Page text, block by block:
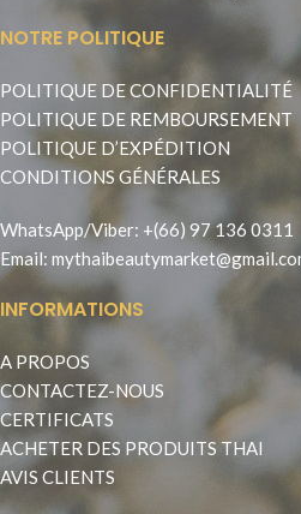
NOTRE POLITIQUE
POLITIQUE DE CONFIDENTIALITÉ
POLITIQUE DE REMBOURSEMENT
POLITIQUE D’EXPÉDITION
CONDITIONS GÉNÉRALES
WhatsApp/Viber: +(66) 97 136 0311
Email:
INFORMATIONS
A PROPOS
CONTACTEZ-NOUS
CERTIFICATS
ACHETER DES PRODUITS THAI
AVIS CLIENTS